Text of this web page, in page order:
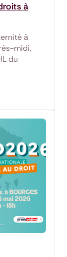
à
à
midi,
du